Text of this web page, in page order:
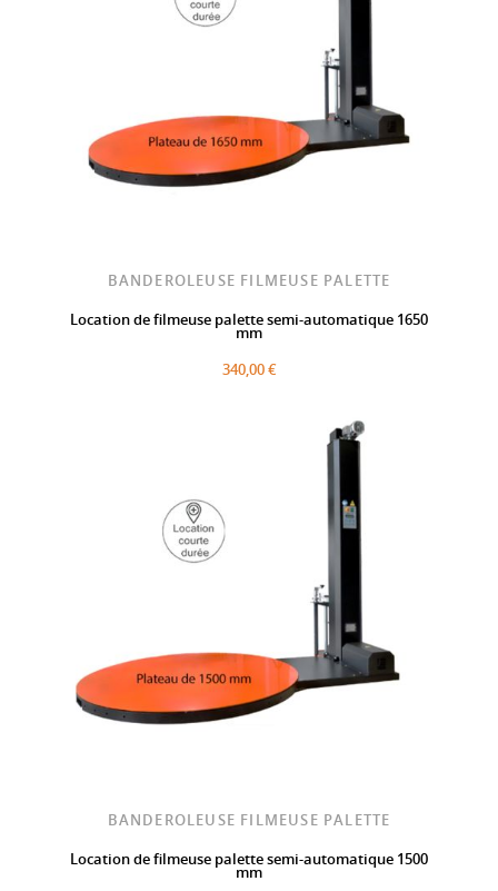
BANDEROLEUSE FILMEUSE PALETTE
Location de filmeuse palette semi-automatique 1650
mm
340,00 €
BANDEROLEUSE FILMEUSE PALETTE
Location de filmeuse palette semi-automatique 1500
mm